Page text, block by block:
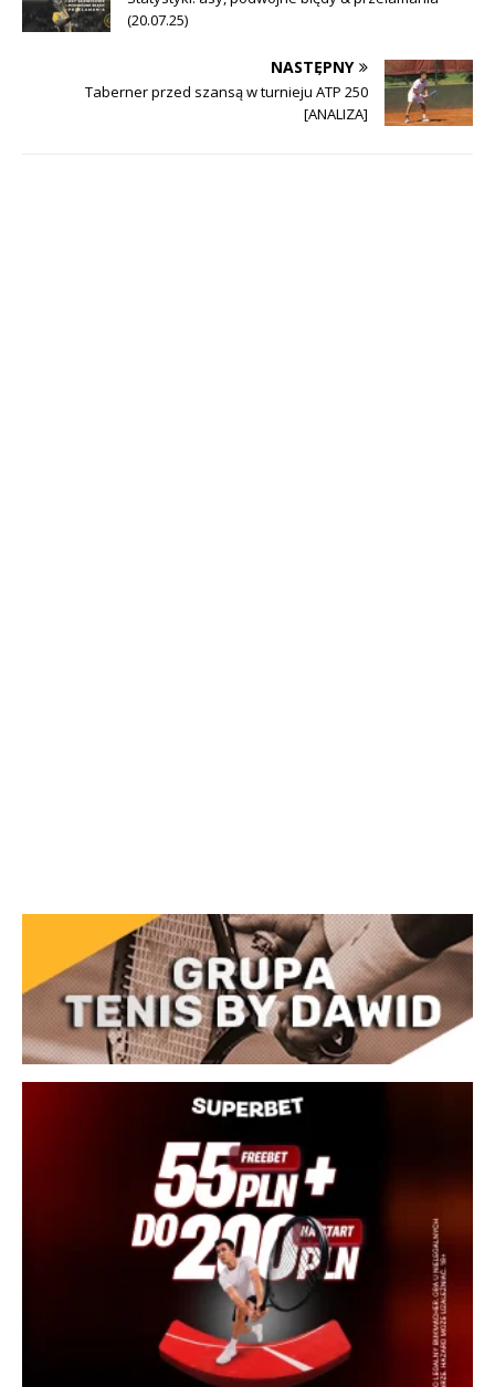
(20.07.25)
NASTĘPNY
Taberner przed szansą w turnieju ATP 250
[ANALIZA]